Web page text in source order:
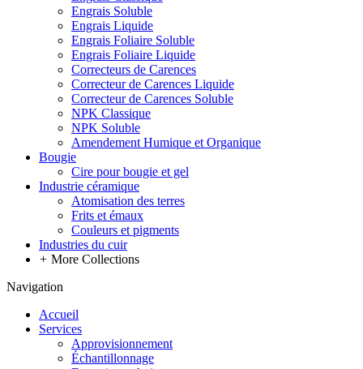
Engrais Soluble
Engrais Liquide
Engrais Foliaire Soluble
Engrais Foliaire Liquide
Correcteurs de Carences
Correcteur de Carences Liquide
Correcteur de Carences Soluble
NPK Classique
NPK Soluble
Amendement Humique et Organique
Bougie
Cire pour bougie et gel
Industrie céramique
Atomisation des terres
Frits et émaux
Couleurs et pigments
Industries du cuir
+ More Collections
Navigation
Accueil
Services
Approvisionnement
Échantillonnage